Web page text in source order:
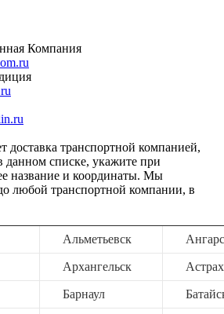
Компания
доставка транспортной компанией,
данном списке, укажите при
название и координаты. Мы
любой транспортной компании, в
Альметьевск
Архангельск
Барнаул